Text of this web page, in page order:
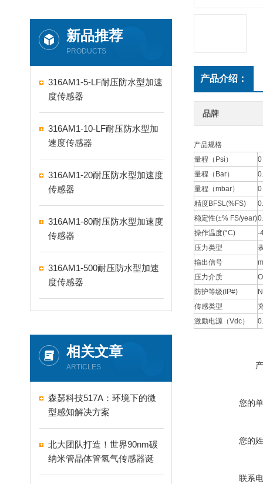
新品推荐
PRODUCTS
316AM1-5-LF耐压防水型加速
度传感器
316AM1-10-LF耐压防水型加
速度传感器
316AM1-20耐压防水型加速度
传感器
316AM1-80耐压防水型加速度
传感器
316AM1-500耐压防水型加速
度传感器
相关文章
ARTICLES
森瑟科技517A：环境下的微
型感知解决方案
北大团队打造！世界90nm碳
纳米管晶体管氢气传感器诞
生！
产品介绍：
品牌
产品规格
量程（Psi）
0
量程（Bar）
量程（mbar）
0
精度BFSL(%FS)
稳定性(±% FS/year)
操作温度(°C)
-
压力类型
输出信号
压力介质
防护等级(IP#)
传感类型
激励电源（Vdc）
您的
您的
联系